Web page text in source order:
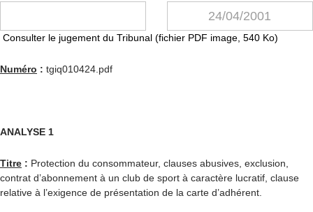
24/04/2001
Consulter le jugement du Tribunal (fichier PDF image, 540 Ko)
Numéro : tgiq010424.pdf
ANALYSE 1
Titre : Protection du consommateur, clauses abusives, exclusion,
contrat d’abonnement à un club de sport à caractère lucratif, clause
relative à l’exigence de présentation de la carte d’adhérent.